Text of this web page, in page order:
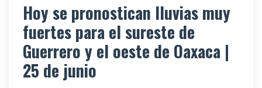
Hoy se pronostican lluvias muy
fuertes para el sureste de
Guerrero y el oeste de Oaxaca |
25 de junio